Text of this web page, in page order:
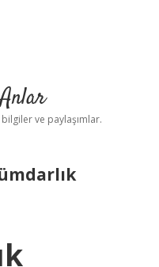
ve paylaşımlar.